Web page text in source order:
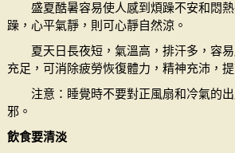
盛夏酷暑容易使人感到煩躁不安和悶
躁，心平氣靜，則可心靜自然涼。
夏天日長夜短，氣溫高，排汗多，容
充足，可消除疲勞恢復體力，精神充沛，
注意：睡覺時不要對正風扇和冷氣的
邪。
飲食要清淡